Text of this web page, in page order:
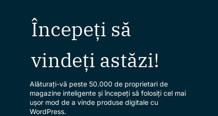
Începeți să
vindeți astăzi!
Alăturați-vă peste 50.000 de proprietari de
magazine inteligente și începeți să folosiți cel mai
ușor mod de a vinde produse digitale cu
WordPress.